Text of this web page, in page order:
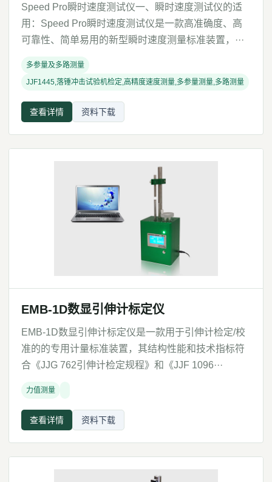
Speed Pro瞬时速度测试仪一、瞬时速度测试仪的适
用：Speed Pro瞬时速度测试仪是一款高准确度、高
可靠性、简单易用的新型瞬时速度测量标准装置，···
多参量及多路测量
JJF1445,落锤冲击试验机检定,高精度速度测量,多参量测量,多路测量
查看详情 资料下载
EMB-1D数显引伸计标定仪
EMB-1D数显引伸计标定仪是一款用于引伸计检定/校
准的的专用计量标准装置，其结构性能和技术指标符
合《JJG 762引伸计检定规程》和《JJF 1096···
力值测量
查看详情 资料下载